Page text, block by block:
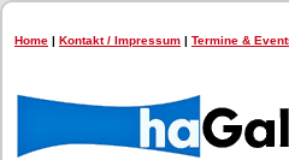
Home | Kontakt / Impressum | Termine &